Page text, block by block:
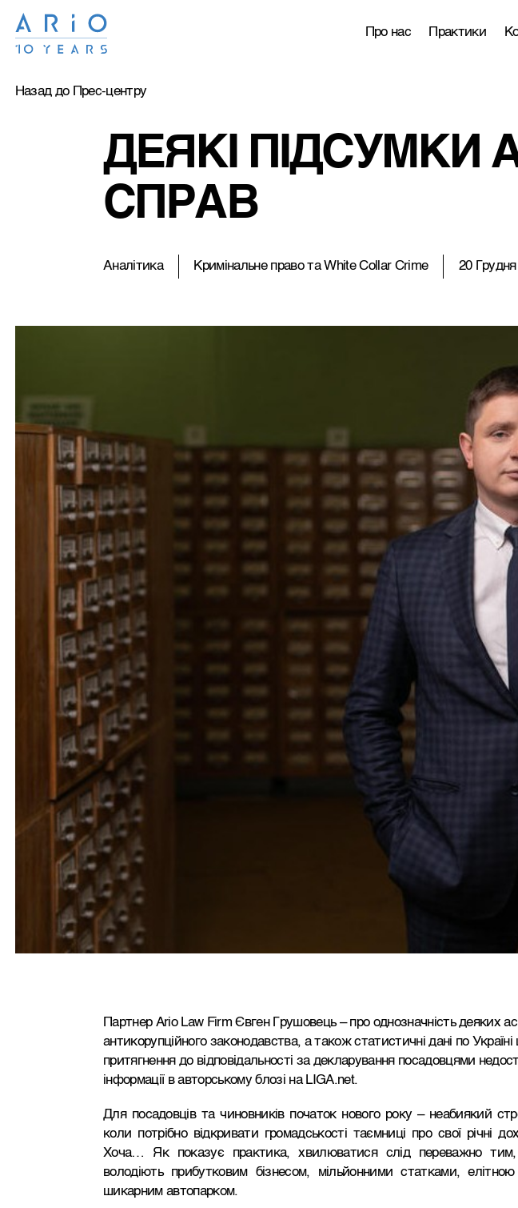
Про нас Практики
Назад до Прес-центру
ДЕЯКІ ПІДСУМКИ
СПРАВ
Аналітика Кримiнальне право та White Collar Crime 20
Партнер Ario Law Firm Євген Грушовець – про однозначність деяких
антикорупційного законодавства, а також статистичні дані по
притягнення до відповідальності за декларування посадовцями
інформації в авторському блозі на LIGA.net.
Для посадовців та чиновників початок нового року – неабиякий
коли потрібно відкривати громадськості таємниці про свої річні
Хоча… Як показує практика, хвилюватися слід переважно
володіють прибутковим бізнесом, мільйонними статками,
шикарним автопарком.